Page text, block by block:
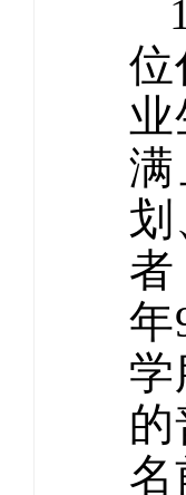
位
业
划
者
年
学
的
名